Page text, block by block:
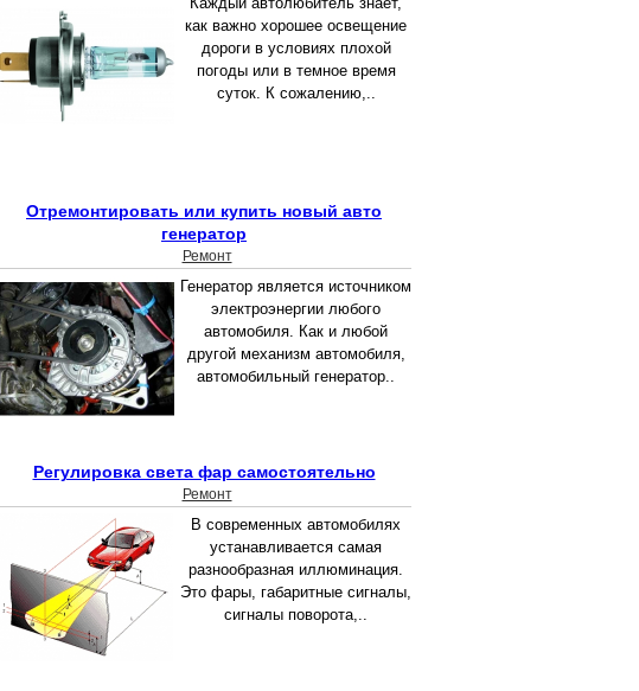
как важно хорошее освещение
дороги в условиях плохой
погоды или в темное время
суток. К сожалению,..
Отремонтировать или купить новый авто
генератор
Ремонт
Генератор является источником
электроэнергии любого
автомобиля. Как и любой
другой механизм автомобиля,
автомобильный генератор..
Регулировка света фар самостоятельно
Ремонт
В современных автомобилях
устанавливается самая
разнообразная иллюминация.
Это фары, габаритные сигналы,
сигналы поворота,..